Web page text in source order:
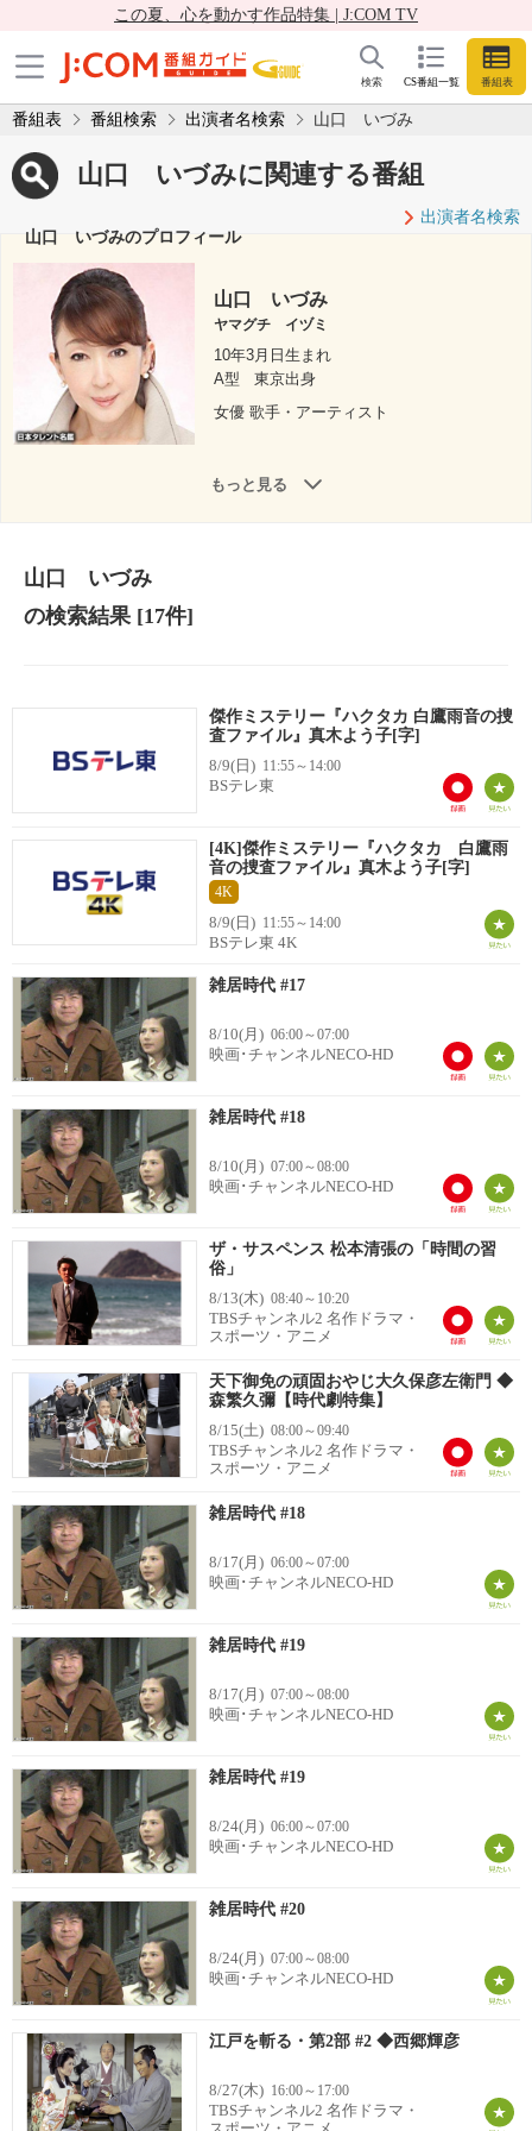
この夏、心を動かす作品特集 | J:COM TV
CS番組一覧 番組表
検索
番組表 番組検索 出演者名検索 山口 いづみ
山口 いづみに関連する番組
出演者名検索
山口 いづみのプロフィール
山口 いづみ
ヤマグチ イヅミ
10年3月日生まれ
A型
東京出身
女優 歌手・アーティスト
もっと見る
山口 いづみ
の検索結果[17件]
傑作ミステリー『ハクタカ 白鷹雨音の捜
査ファイル』真木よう子[字]
8/9(日) 11:55～14:00
BSテレ東
[4K]傑作ミステリー『ハクタカ 白鷹雨
音の捜査ファイル』真木よう子[字]
4K
8/9(日) 11:55～14:00
BSテレ東 4K
雑居時代 #17
8/10(月) 06:00～07:00
映画･チャンネルNECO-HD
雑居時代 #18
8/10(月) 07:00～08:00
映画･チャンネルNECO-HD
ザ・サスペンス 松本清張の「時間の習
俗」
8/13(木) 08:40～10:20
TBSチャンネル2 名作ドラマ・
スポーツ・アニメ
天下御免の頑固おやじ大久保彦左衛門 ◆
森繁久彌【時代劇特集】
8/15(土) 08:00～09:40
TBSチャンネル2 名作ドラマ・
スポーツ・アニメ
雑居時代 #18
8/17(月) 06:00～07:00
映画･チャンネルNECO-HD
雑居時代 #19
8/17(月) 07:00～08:00
映画･チャンネルNECO-HD
雑居時代 #19
8/24(月) 06:00～07:00
映画･チャンネルNECO-HD
雑居時代 #20
8/24(月) 07:00～08:00
映画･チャンネルNECO-HD
江戸を斬る・第2部 #2 ◆西郷輝彦
8/27(木) 16:00～17:00
TBSチャンネル2 名作ドラマ・